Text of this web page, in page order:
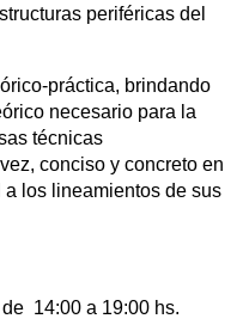
periféricas del
práctica, brindando
necesario para la
técnicas
conciso y concreto en
los lineamientos de sus
14:00 a 19:00 hs.